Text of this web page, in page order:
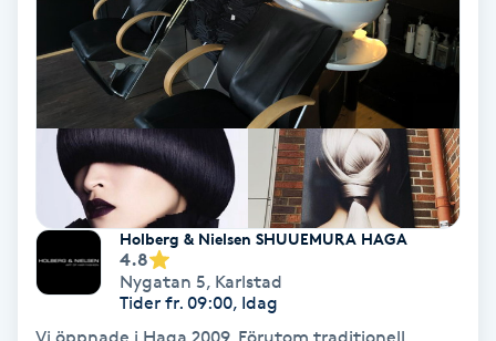
Brynfärgning
Brynplockning
Bröllopsuppsättning
Celluliter
Coachning
Holberg & Nielsen SHUUEMURA HAGA
4.8
Nygatan 5, Karlstad
Tider fr. 09:00, Idag